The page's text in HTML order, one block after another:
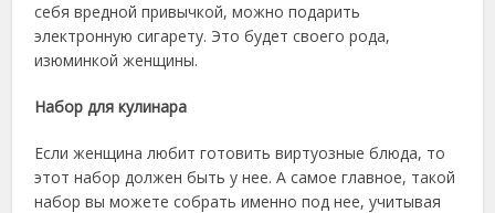
себя вредной привычкой, можно подарить
электронную сигарету. Это будет своего рода,
изюминкой женщины.
Набор для кулинара
Если женщина любит готовить виртуозные блюда, то
этот набор должен быть у нее. А самое главное, такой
набор вы можете собрать именно под нее, учитывая